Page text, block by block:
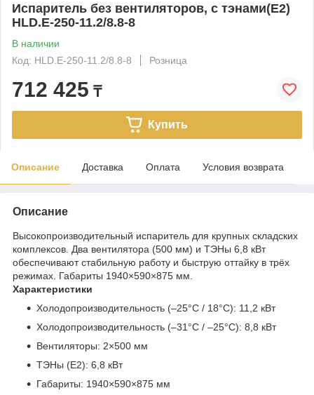
Испаритель без вентиляторов, с тэнами(Е2)
HLD.E-250-11.2/8.8-8
В наличии
Код: HLD.E-250-11.2/8.8-8
Розница
712 425 ₸
Купить
Описание Доставка Оплата Условия возврата
Описание
Высокопроизводительный испаритель для крупных складских
комплексов. Два вентилятора (500 мм) и ТЭНы 6,8 кВт
обеспечивают стабильную работу и быструю оттайку в трёх
режимах. Габариты 1940×590×875 мм.
Характеристики
Холодопроизводительность (–25°C / 18°C): 11,2 кВт
Холодопроизводительность (–31°C / –25°C): 8,8 кВт
Вентиляторы: 2×500 мм
ТЭНы (E2): 6,8 кВт
Габариты: 1940×590×875 мм